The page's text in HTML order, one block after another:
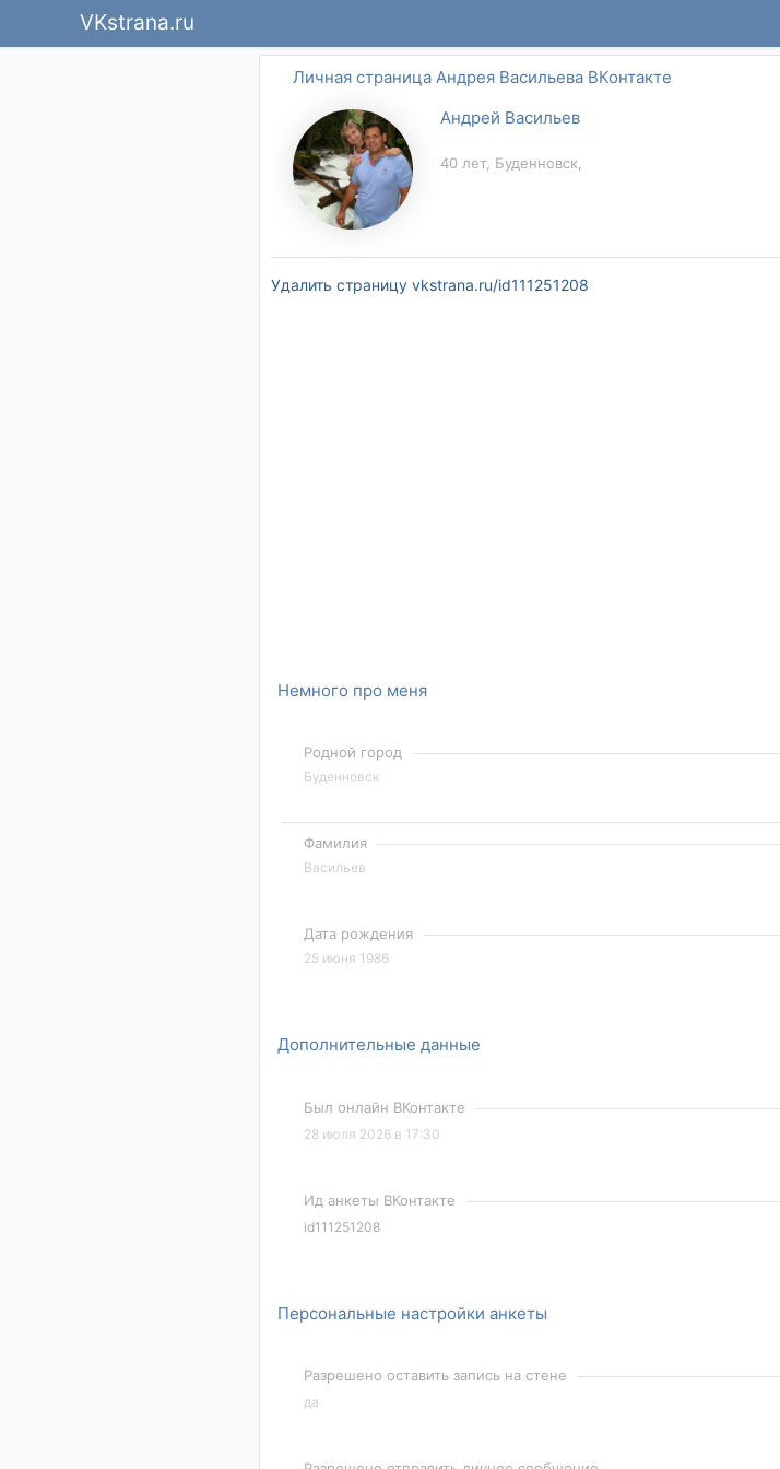
VKstrana.ru
Личная страница Андрея Васильева ВКонтакте
Андрей Васильев
40 лет, Буденновск,
Удалить страницу vkstrana.ru/id111251208
Немного про меня
Родной город
Буденновск
Фамилия
Васильев
Дата рождения
25 июня 1986
Дополнительные данные
Был онлайн ВКонтакте
28 июля 2026 в 17:30
Ид анкеты ВКонтакте
id111251208
Персональные настройки анкеты
Разрешено оставить запись на стене
да